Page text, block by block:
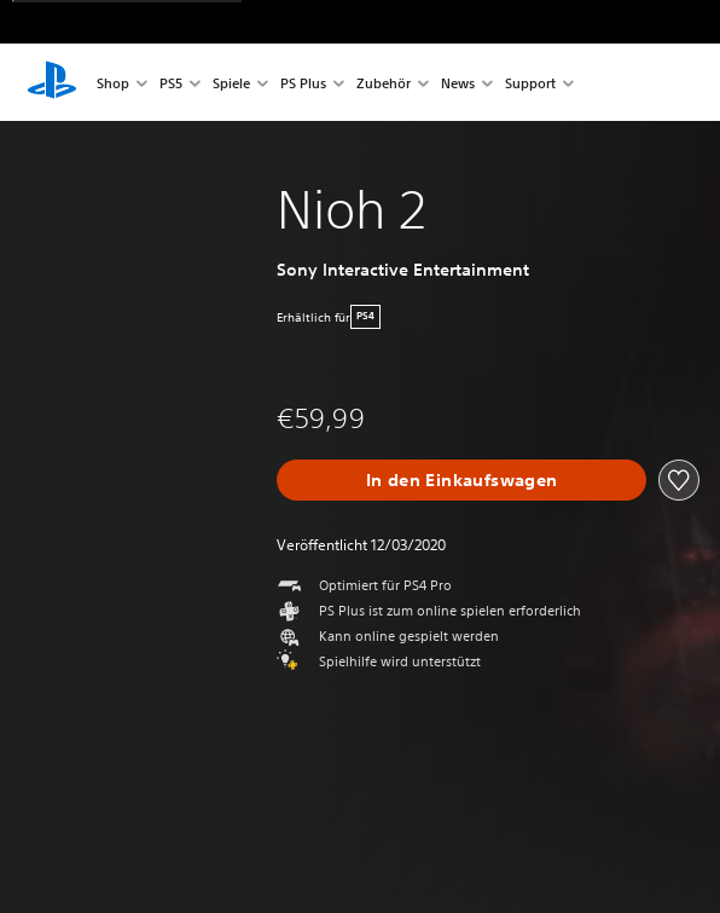
Shop PS5 Spiele PS Plus Zubehör News Support
Nioh 2
Sony Interactive Entertainment
Erhältlich für PS4
€59,99
In den Einkaufswagen
Veröffentlicht 12/03/2020
Optimiert für PS4 Pro
PS Plus ist zum online spielen erforderlich
Kann online gespielt werden
Spielhilfe wird unterstützt